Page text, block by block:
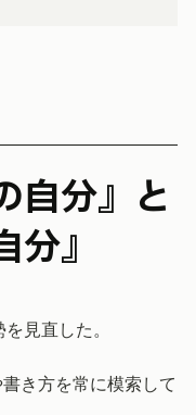
』
見直した。
き方を常に模索して